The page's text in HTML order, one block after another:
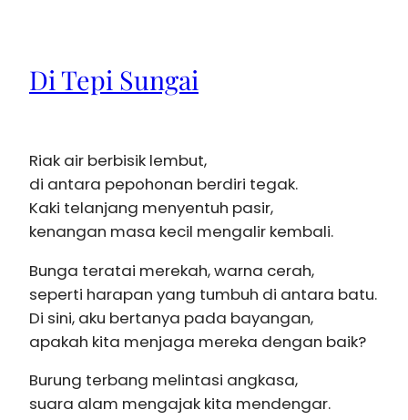
Di Tepi Sungai
Riak air berbisik lembut,
di antara pepohonan berdiri tegak.
Kaki telanjang menyentuh pasir,
kenangan masa kecil mengalir kembali.
Bunga teratai merekah, warna cerah,
seperti harapan yang tumbuh di antara batu.
Di sini, aku bertanya pada bayangan,
apakah kita menjaga mereka dengan baik?
Burung terbang melintasi angkasa,
suara alam mengajak kita mendengar.